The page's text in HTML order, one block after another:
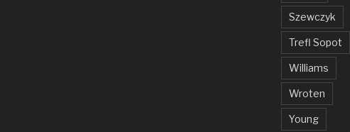
Szewczyk
Trefl Sopot
Williams
Wroten
Young